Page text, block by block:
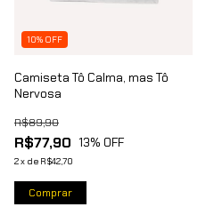
10% OFF
Camiseta Tô Calma, mas Tô
Nervosa
R$77,90
R$89,90
13% OFF
2x de R$42,70
Comprar